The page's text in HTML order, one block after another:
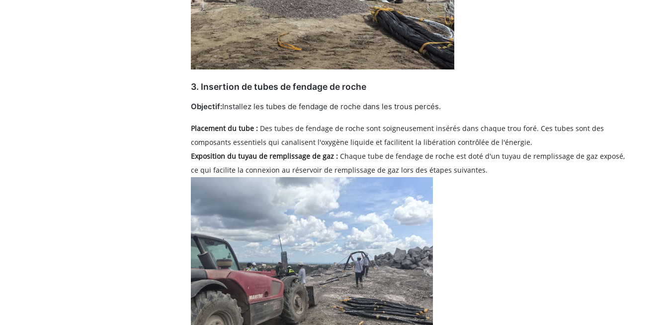
3. Insertion de tubes de fendage de roche
Objectif:Installez les tubes de fendage de roche dans les trous percés.
Placement du tube : Des tubes de fendage de roche sont soigneusement insérés dans chaque trou foré. Ces tubes sont des
composants essentiels qui canalisent l'oxygène liquide et facilitent la libération contrôlée de l'énergie.
Exposition du tuyau de remplissage de gaz : Chaque tube de fendage de roche est doté d'un tuyau de remplissage de gaz exposé,
ce qui facilite la connexion au réservoir de remplissage de gaz lors des étapes suivantes.